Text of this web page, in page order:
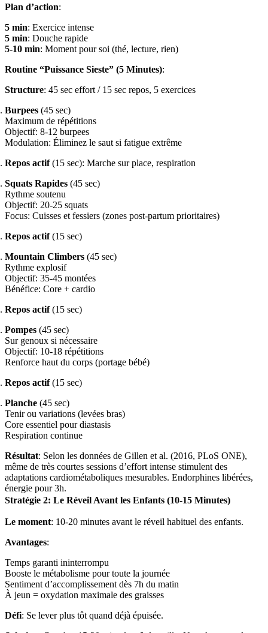
Plan d’action:
5 min: Exercice intense
5 min: Douche rapide
5-10 min: Moment pour soi (thé, lecture, rien)
Routine “Puissance Sieste” (5 Minutes):
Structure: 45 sec effort / 15 sec repos, 5 exercices
Burpees (45 sec)
Maximum de répétitions
Objectif: 8-12 burpees
Modulation: Éliminez le saut si fatigue extrême
Repos actif(15 sec): Marche sur place, respiration
Squats Rapides (45 sec)
Rythme soutenu
Objectif: 20-25 squats
Focus: Cuisses et fessiers (zones post-partum prioritaires)
Repos actif(15 sec)
Mountain Climbers (45 sec)
Rythme explosif
Objectif: 35-45 montées
Bénéfice: Core + cardio
Repos actif(15 sec)
Pompes (45 sec)
Sur genoux si nécessaire
Objectif: 10-18 répétitions
Renforce haut du corps (portage bébé)
Repos actif(15 sec)
Planche (45 sec)
Tenir ou variations (levées bras)
Core essentiel pour diastasis
Respiration continue
Résultat: Selon les données de Gillen et al. (2016, PLoS ONE),
même de très courtes sessions d’effort intense stimulent des
adaptations cardiométaboliques mesurables. Endorphines libérées,
énergie pour 3h.
Stratégie 2: Le Réveil Avant les Enfants (10-15 Minutes)
Le moment: 10-20 minutes avant le réveil habituel des enfants.
Avantages:
Temps garanti ininterrompu
Booste le métabolisme pour toute la journée
Sentiment d’accomplissement dès 7h du matin
À jeun = oxydation maximale des graisses
Défi: Se lever plus tôt quand déjà épuisée.